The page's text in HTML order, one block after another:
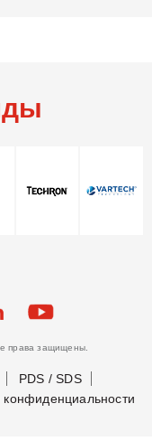
права защищены.
PDS / SDS